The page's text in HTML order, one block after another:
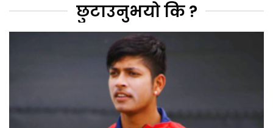
छुटाउनुभयो कि ?